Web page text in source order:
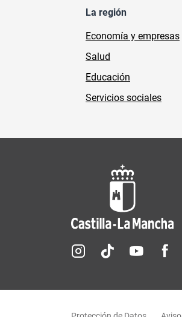
La región
Economía y empresas
Salud
Educación
Servicios sociales
Redes sociales